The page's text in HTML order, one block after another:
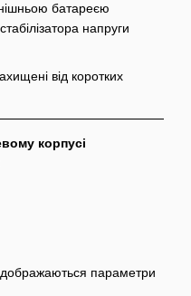
батареєю
напруги
від коротких
корпусі
параметри